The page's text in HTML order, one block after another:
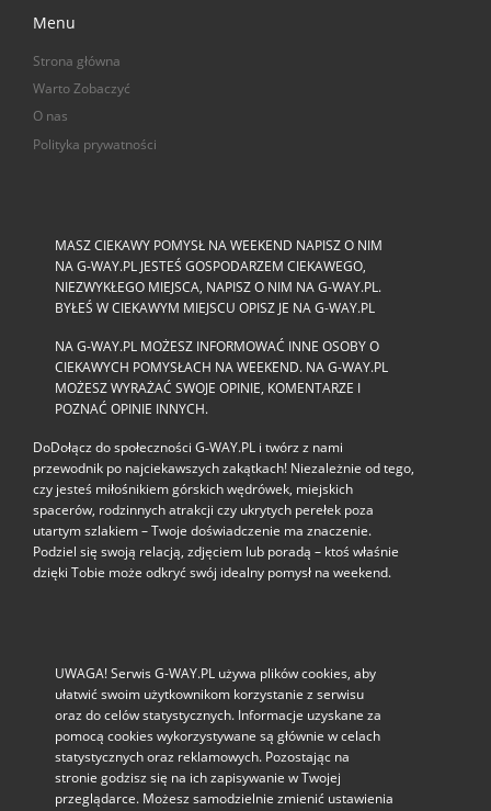
Menu
Strona główna
Warto Zobaczyć
O nas
Polityka prywatności
MASZ CIEKAWY POMYSŁ NA WEEKEND NAPISZ O NIM
NA G-WAY.PL JESTEŚ GOSPODARZEM CIEKAWEGO,
NIEZWYKŁEGO MIEJSCA, NAPISZ O NIM NA G-WAY.PL.
BYŁEŚ W CIEKAWYM MIEJSCU OPISZ JE NA G-WAY.PL
NA G-WAY.PL MOŻESZ INFORMOWAĆ INNE OSOBY O
CIEKAWYCH POMYSŁACH NA WEEKEND. NA G-WAY.PL
MOŻESZ WYRAŻAĆ SWOJE OPINIE, KOMENTARZE I
POZNAĆ OPINIE INNYCH.
DoDołącz do społeczności G‑WAY.PL i twórz z nami
przewodnik po najciekawszych zakątkach! Niezależnie od tego,
czy jesteś miłośnikiem górskich wędrówek, miejskich
spacerów, rodzinnych atrakcji czy ukrytych perełek poza
utartym szlakiem – Twoje doświadczenie ma znaczenie.
Podziel się swoją relacją, zdjęciem lub poradą – ktoś właśnie
dzięki Tobie może odkryć swój idealny pomysł na weekend.
UWAGA! Serwis G-WAY.PL używa plików cookies, aby
ułatwić swoim użytkownikom korzystanie z serwisu
oraz do celów statystycznych. Informacje uzyskane za
pomocą cookies wykorzystywane są głównie w celach
statystycznych oraz reklamowych. Pozostając na
stronie godzisz się na ich zapisywanie w Twojej
przeglądarce. Możesz samodzielnie zmienić ustawienia